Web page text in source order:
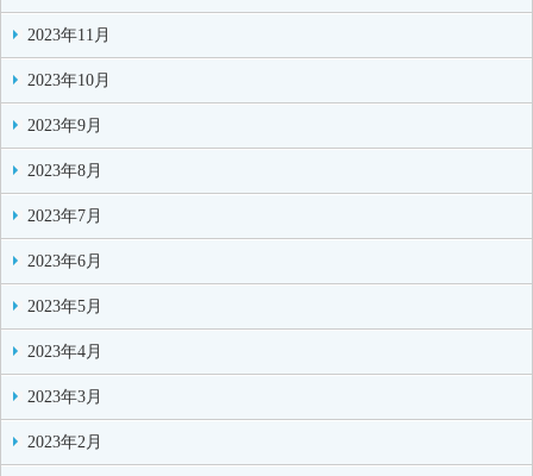
2023年11月
2023年10月
2023年9月
2023年8月
2023年7月
2023年6月
2023年5月
2023年4月
2023年3月
2023年2月